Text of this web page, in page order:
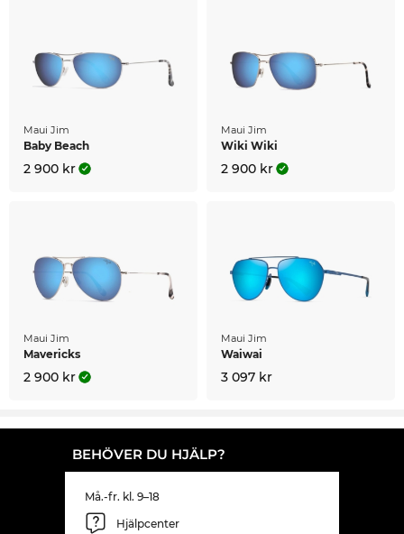
Maui Jim
Baby Beach
2 900 kr
Maui Jim
Wiki Wiki
2 900 kr
Maui Jim
Mavericks
2 900 kr
Maui Jim
Waiwai
3 097 kr
BEHÖVER DU HJÄLP?
Må.-fr. kl. 9–18
Hjälpcenter